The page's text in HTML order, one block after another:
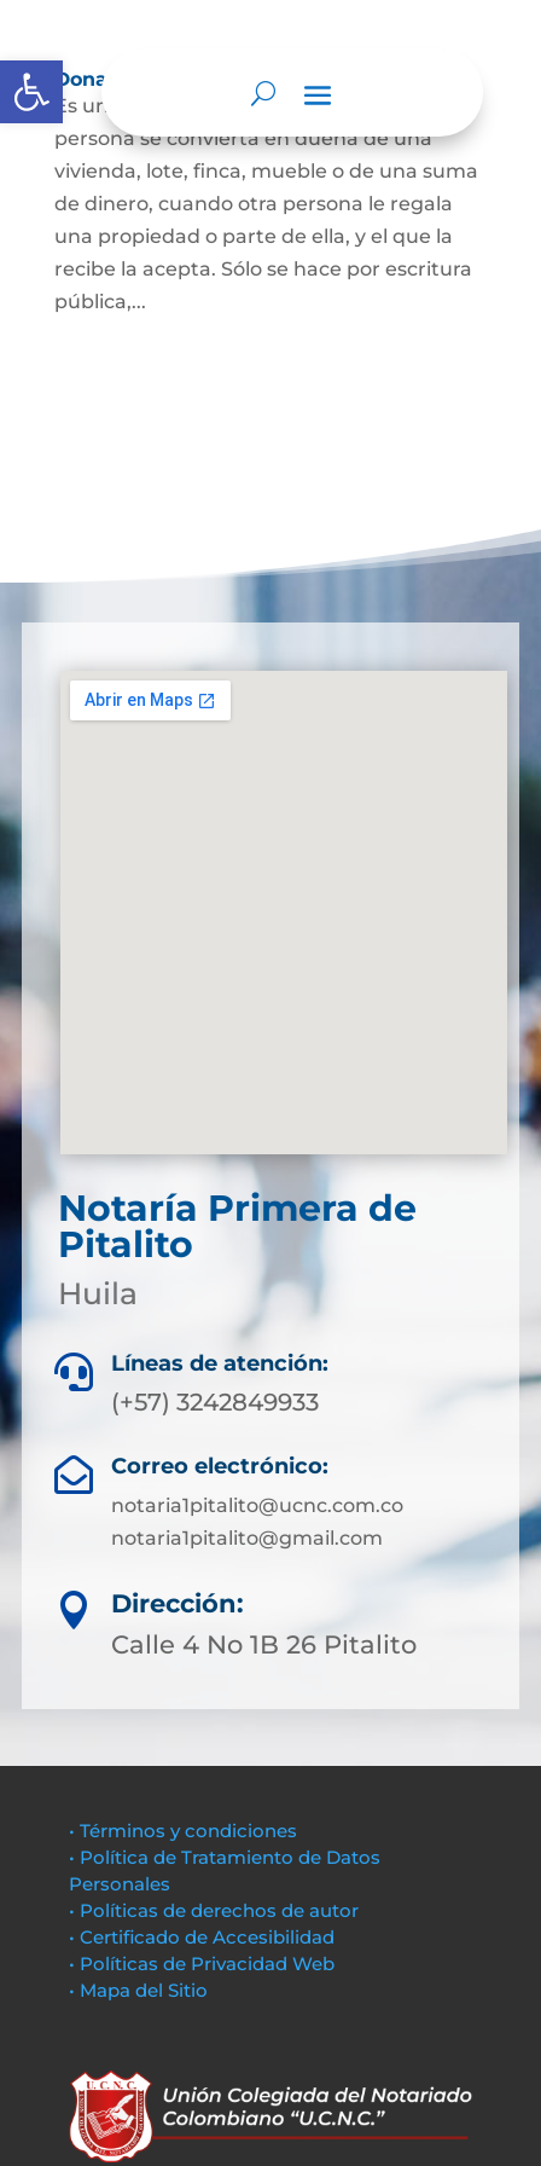
Abrir barra de herramientas
Donación
Es uno de los contratos cuyo fin es que una
persona se convierta en dueña de una
vivienda, lote, finca, mueble o de una suma
de dinero, cuando otra persona le regala
una propiedad o parte de ella, y el que la
recibe la acepta. Sólo se hace por escritura
pública,...
Notaría Primera de
Pitalito
Huila
 Líneas de atención:
(+57) 3242849933
 Correo electrónico:
notaria1pitalito@ucnc.com.co
notaria1pitalito@gmail.com

Dirección:
Calle 4 No 1B 26 Pitalito
• Términos y condiciones
• Política de Tratamiento de Datos
Personales
• Políticas de derechos de autor
• Certificado de Accesibilidad
• Políticas de Privacidad Web
• Mapa del Sitio